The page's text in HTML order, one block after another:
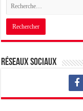
Réseaux sociaux